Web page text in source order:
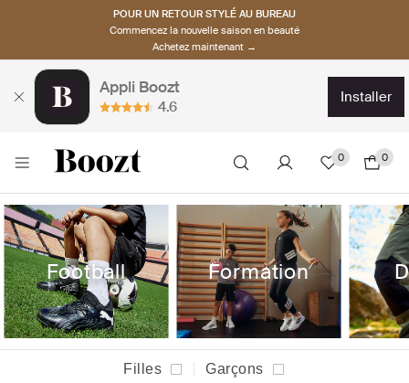
POUR UN RETOUR STYLÉ AU BUREAU
Commencez la nouvelle saison en beauté
Achetez maintenant →
Appli Boozt
4.6
installer
0 0
Football Formation
Filles Garçons